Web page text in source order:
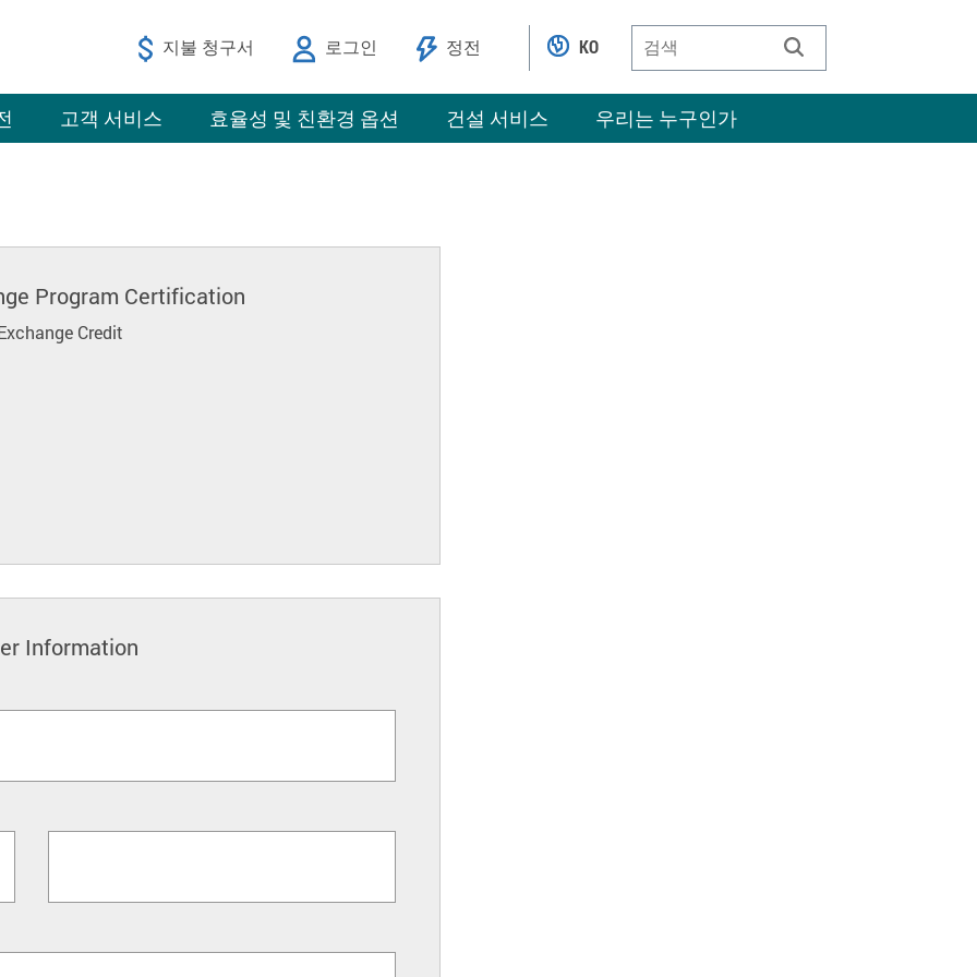
고객 서비스 효율성 및 친환경 옵션 건설 서비스 우리는 누구인가
지불 청구서 로그인 정전 KO
Program Certification
Credit
Information